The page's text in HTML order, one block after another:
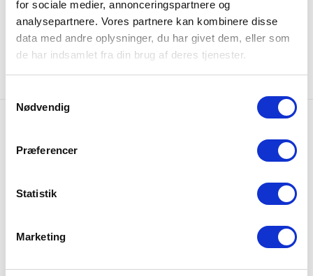
for sociale medier, annonceringspartnere og
analysepartnere. Vores partnere kan kombinere disse
data med andre oplysninger, du har givet dem, eller som
de har indsamlet fra din brug af deres tjenester.
Nødvendig
Præferencer
Statistik
Marketing
Udvidet returret på hele 365 dage
Lynhurtig levering